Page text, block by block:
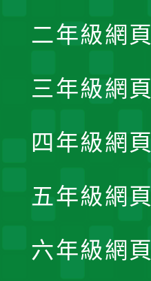
二年級網頁
三年級網頁
四年級網頁
五年級網頁
六年級網頁